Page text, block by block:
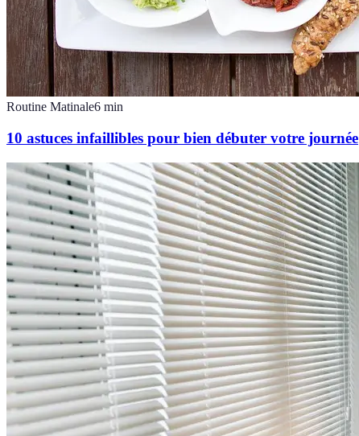
Routine Matinale6 min
10 astuces infaillibles pour bien débuter votre journée